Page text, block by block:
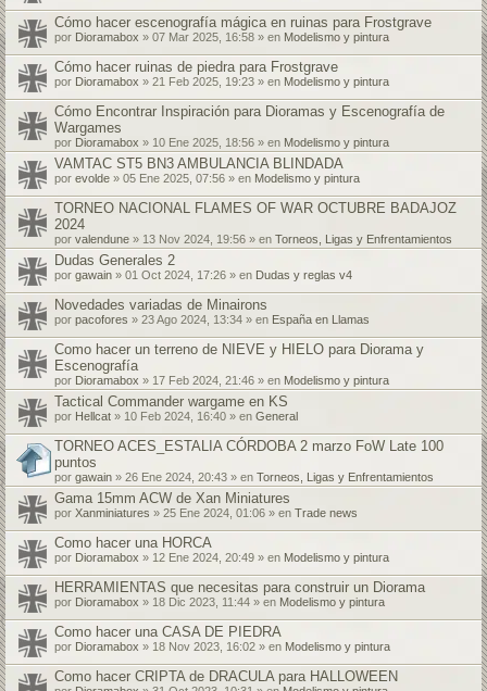
Cómo hacer escenografía mágica en ruinas para Frostgrave
por Dioramabox » 07 Mar 2025, 16:58 » en Modelismo y pintura
Cómo hacer ruinas de piedra para Frostgrave
por Dioramabox » 21 Feb 2025, 19:23 » en Modelismo y pintura
Cómo Encontrar Inspiración para Dioramas y Escenografía de
Wargames
por Dioramabox » 10 Ene 2025, 18:56 » en Modelismo y pintura
VAMTAC ST5 BN3 AMBULANCIA BLINDADA
por evolde » 05 Ene 2025, 07:56 » en Modelismo y pintura
TORNEO NACIONAL FLAMES OF WAR OCTUBRE BADAJOZ
2024
por valendune » 13 Nov 2024, 19:56 » en Torneos, Ligas y Enfrentamientos
Dudas Generales 2
por gawain » 01 Oct 2024, 17:26 » en Dudas y reglas v4
Novedades variadas de Minairons
por pacofores » 23 Ago 2024, 13:34 » en España en Llamas
Como hacer un terreno de NIEVE y HIELO para Diorama y
Escenografía
por Dioramabox » 17 Feb 2024, 21:46 » en Modelismo y pintura
Tactical Commander wargame en KS
por Hellcat » 10 Feb 2024, 16:40 » en General
TORNEO ACES_ESTALIA CÓRDOBA 2 marzo FoW Late 100
puntos
por gawain » 26 Ene 2024, 20:43 » en Torneos, Ligas y Enfrentamientos
Gama 15mm ACW de Xan Miniatures
por Xanminiatures » 25 Ene 2024, 01:06 » en Trade news
Como hacer una HORCA
por Dioramabox » 12 Ene 2024, 20:49 » en Modelismo y pintura
HERRAMIENTAS que necesitas para construir un Diorama
por Dioramabox » 18 Dic 2023, 11:44 » en Modelismo y pintura
Como hacer una CASA DE PIEDRA
por Dioramabox » 18 Nov 2023, 16:02 » en Modelismo y pintura
Como hacer CRIPTA de DRACULA para HALLOWEEN